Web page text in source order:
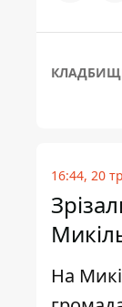
16:44, 20
На